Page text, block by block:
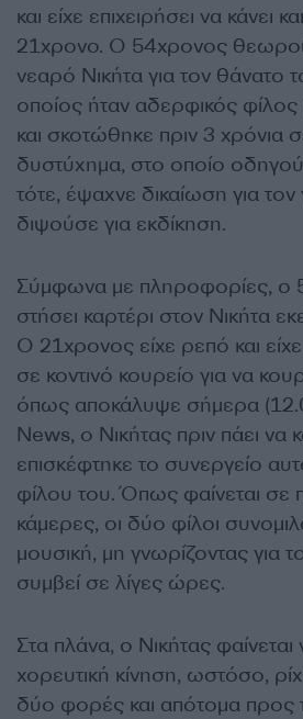
και είχε επιχειρήσει να κάνει
21χρονο. Ο 54χρονος
νεαρό Νικήτα για τον θάνατο
οποίος ήταν αδερφικός
και σκοτώθηκε πριν 3 χρόνια
δυστύχημα, στο οποίο
τότε, έψαχνε δικαίωση για τον
διψούσε για εκδίκηση.
Σύμφωνα με πληροφορίες, ο
στήσει καρτέρι στον Νικήτα
Ο 21χρονος είχε ρεπό και
σε κοντινό κουρείο για να
όπως αποκάλυψε σήμερα
News, ο Νικήτας πριν πάει να
επισκέφτηκε το συνεργείο
φίλου του. Όπως φαίνεται σε
κάμερες, οι δύο φίλοι
μουσική, μη γνωρίζοντας για
συμβεί σε λίγες ώρες.
Στα πλάνα, ο Νικήτας φαίνεται
χορευτική κίνηση, ωστόσο,
δύο φορές και απότομα προς